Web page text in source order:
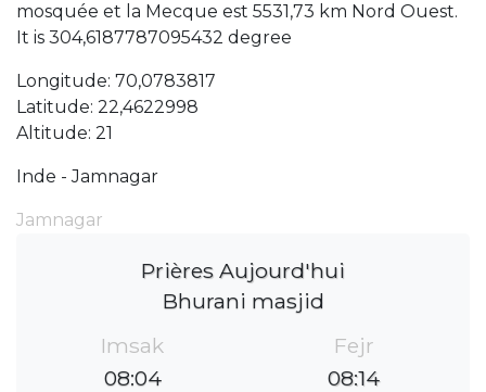
mosquée et la Mecque est 5531,73 km Nord Ouest.
It is 304,6187787095432 degree
Longitude: 70,0783817
Latitude: 22,4622998
Altitude: 21
Inde - Jamnagar
Jamnagar
Prières Aujourd'hui
Bhurani masjid
Imsak
08:04
Fejr
08:14